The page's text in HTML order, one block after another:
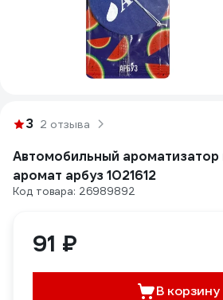
3 2 отзыва
Автомобильный ароматизатор
аромат арбуз 1021612
Код товара: 26989892
91 ₽
В корзину